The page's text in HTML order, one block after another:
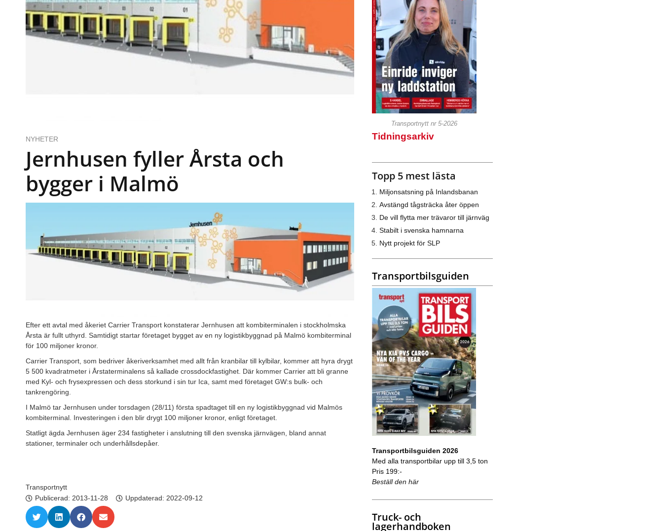
NYHETER
Jernhusen fyller Årsta och
bygger i Malmö
Efter ett avtal med åkeriet Carrier Transport konstaterar Jernhusen att kombiterminalen i stockholmska
Årsta är fullt uthyrd. Samtidigt startar företaget bygget av en ny logistikbyggnad på Malmö kombiterminal
för 100 miljoner kronor.
Carrier Transport, som bedriver åkeriverksamhet med allt från kranbilar till kylbilar, kommer att hyra drygt
5 500 kvadratmeter i Årstaterminalens så kallade crossdockfastighet. Där kommer Carrier att bli granne
med Kyl- och frysexpressen och dess storkund i sin tur Ica, samt med företaget GW:s bulk- och
tankrengöring.
I Malmö tar Jernhusen under torsdagen (28/11) första spadtaget till en ny logistikbyggnad vid Malmös
kombiterminal. Investeringen i den blir drygt 100 miljoner kronor, enligt företaget.
Statligt ägda Jernhusen äger 234 fastigheter i anslutning till den svenska järnvägen, bland annat
stationer, terminaler och underhållsdepåer.
Transportnytt
Publicerad: 2013-11-28 Uppdaterad: 2022-09-12
Transportnytt nr 5-2026
Tidningsarkiv
Topp 5 mest lästa
Miljonsatsning på Inlandsbanan
Avstängd tågsträcka åter öppen
De vill flytta mer trävaror till järnväg
Stabilt i svenska hamnarna
Nytt projekt för SLP
Transportbilsguiden
Transportbilsguiden 2026
Med alla transportbilar upp till 3,5 ton
Pris 199:-
Beställ den här
Truck- och
lagerhandboken